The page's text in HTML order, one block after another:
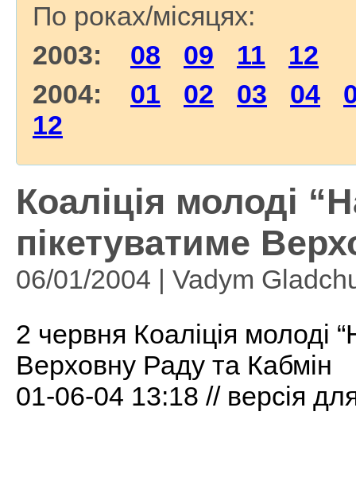
По роках/місяцях:
2003: 08 09 11
12
2004: 01 02 03 04
12
Коаліція молоді
пікетуватиме
06/01/2004 | Vadym
2 червня Коаліція молоді
Верховну Раду та Кабмін
01-06-04 13:18 // версія